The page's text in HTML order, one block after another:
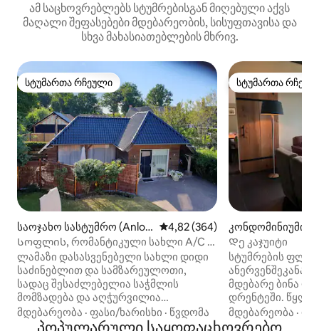
ამ საცხოვრებლებს სტუმრებისგან მიღებული აქვს
მაღალი შეფასებები მდებარეობის, სისუფთავისა და
სხვა მახასიათებლების მხრივ.
სტუმართა რჩეული
სტუმართა რჩეული
საოჯახო სასტუმრო (Anlo
o)
საშუალო შეფასებაა 5‑დან
4,82 (364)
Სოფლის, რომანტიკული სახლი A/C ‑
სთან ერთად (Bella Fiore)
ლამაზი დასასვენებელი სახლი დიდი
საძინებლით და სამზარეულოთი,
სადაც შესაძლებელია საჭმლის
მომზადება და აღჭურვილია
გამწოვით. ასევე, აღჭურვილია
მაცივრით საყინულით და ღუმელით/
მდებარეობა · ფასი/ხარისხი · წვდომა
სტუმართა
სტუმართა
კონდომინიუმი
chekanaal)
Დე კაჯუიტი
სტუმრების
მდებარე ბინა
დრენტეში.
თევზჭერის
ნავით
მდებარეობა ·